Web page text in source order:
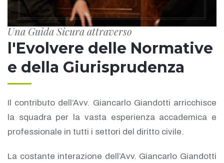
Una Guida Sicura attraverso
l'Evolvere delle Normative
e della Giurisprudenza
Il contributo dell’Avv. Giancarlo Giandotti arricchisce
la squadra per la vasta esperienza accademica e
professionale in tutti i settori del diritto civile.
La costante interazione dell’Avv. Giancarlo Giandotti